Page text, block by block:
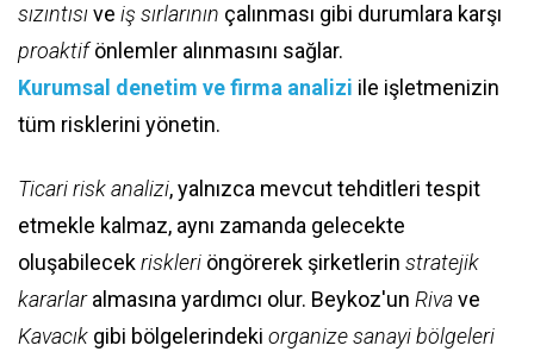
sızıntısıve iş sırlarının çalınması gibi durumlara karşı
proaktifönlemler alınmasını sağlar.
Kurumsal denetim ve firma analizi ile işletmenizin
tüm risklerini yönetin.
Ticari risk analizi, yalnızca mevcut tehditleri tespit
etmekle kalmaz, aynı zamanda gelecekte
oluşabilecekriskleri öngörerek şirketlerin stratejik
kararlaralmasına yardımcı olur. Beykoz'un Rivave
Kavacık gibi bölgelerindeki organize sanayi bölgeleri